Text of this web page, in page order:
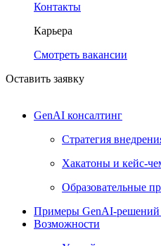
Контакты
Карьера
Смотреть вакансии
Оставить заявку
GenAI консалтинг
Стратегия
Хакатоны и кейс-
Образовательные
Примеры GenAI-решений
Возможности